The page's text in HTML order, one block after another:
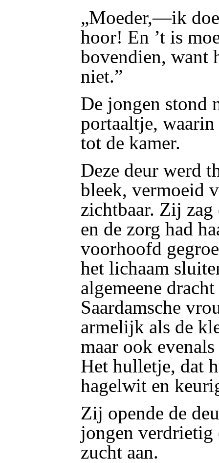
„Moeder,—ik
hoor! En ’t is
bovendien, want
niet.”
De jongen stond
portaaltje, waarin
tot de kamer.
Deze deur werd
bleek, vermoeid
zichtbaar. Zij
en de zorg had
voorhoofd
het lichaam
algemeene
Saardamsche
armelijk als de
maar ook
Het hulletje, dat
hagelwit en
Zij opende de
jongen verdrietig
zucht aan.